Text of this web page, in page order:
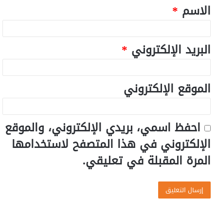
الاسم *
البريد الإلكتروني *
الموقع الإلكتروني
احفظ اسمي، بريدي الإلكتروني، والموقع
الإلكتروني في هذا المتصفح لاستخدامها
المرة المقبلة في تعليقي.